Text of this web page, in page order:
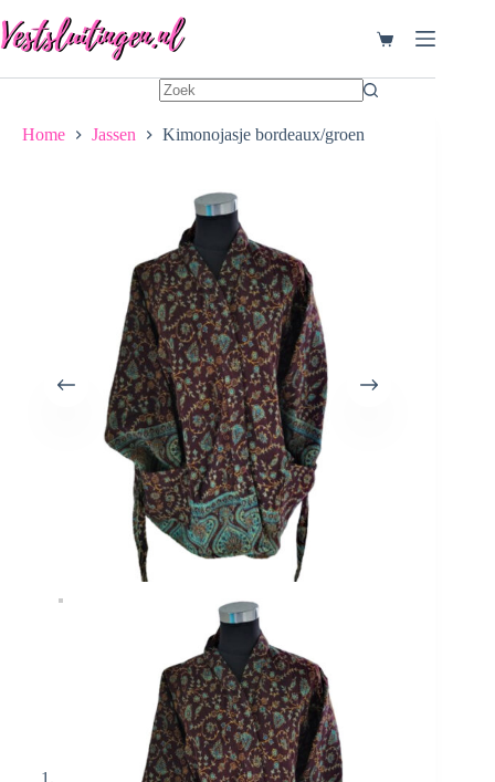
naar
de
Winkelwagen
Home Jassen Kimonojasje bordeaux/groen